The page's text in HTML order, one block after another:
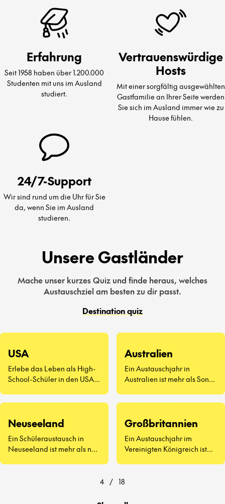
Erfahrung
Seit 1958 haben über 1.200.000
Studenten mit uns im Ausland
studiert.
Vertrauenswürdige
Hosts
Mit einer sorgfältig ausgewählten
Gastfamilie an Ihrer Seite werden
Sie sich im Ausland immer wie zu
Hause fühlen.
24/7-Support
Wir sind rund um die Uhr für Sie
da, wenn Sie im Ausland
studieren.
Unsere Gastländer
Mache unser kurzes Quiz und finde heraus, welches
Austauschziel am besten zu dir passt.
Destination quiz
USA
Erlebe das Leben als High-
School-Schüler in den USA –
Australien
Ein Austauschjahr in
Australien ist mehr als Sonne
zu probieren (ja, wirklich)
Schulalltag auf der anderen
Seite der Welt anfühlt.
Neuseeland
Ein Schüleraustausch in
Neuseeland ist mehr als nur
Großbritannien
Ein Austauschjahr im
Vereinigten Königreich ist
4 / 18